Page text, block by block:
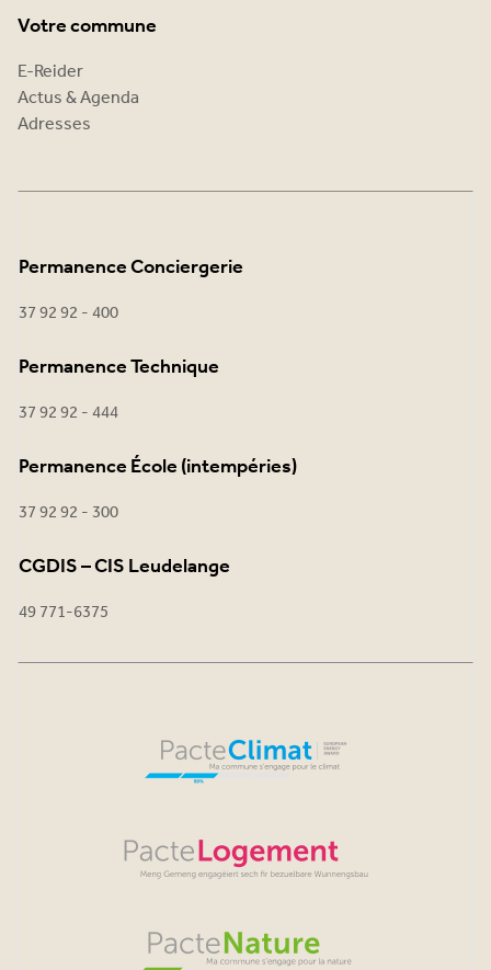
Votre commune
E-Reider
Actus & Agenda
Adresses
Permanence Conciergerie
37 92 92 - 400
Permanence Technique
37 92 92 - 444
Permanence École (intempéries)
37 92 92 - 300
CGDIS – CIS Leudelange
49 771-6375